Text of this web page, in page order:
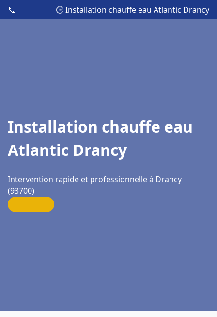
📞 🕒 Installation chauffe eau Atlantic Drancy
Installation chauffe eau
Atlantic Drancy
Intervention rapide et professionnelle à Drancy
(93700)